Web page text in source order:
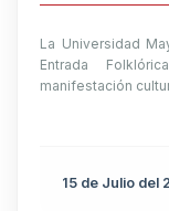
La Universidad
Entrada
manifestación
15 de Julio del